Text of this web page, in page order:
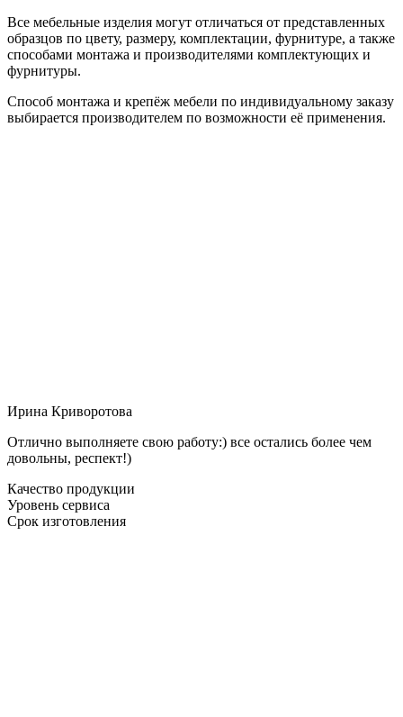
Все мебельные изделия могут отличаться от представленных
образцов по цвету, размеру, комплектации, фурнитуре, а также
способами монтажа и производителями комплектующих и
фурнитуры.
Способ монтажа и крепёж мебели по индивидуальному заказу
выбирается производителем по возможности её применения.
Ирина Криворотова
Отлично выполняете свою работу:) все остались более чем
довольны, респект!)
Качество продукции
Уровень сервиса
Срок изготовления